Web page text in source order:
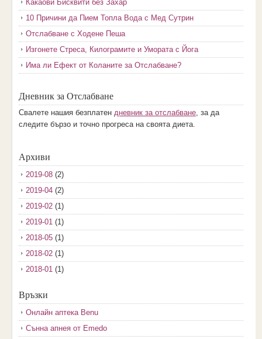
Какаови Бисквити без Захар
10 Причини да Пием Топла Вода с Мед Сутрин
Отслабване с Ходене Пеша
Изгонете Стреса, Килограмите и Умората с Йога
Има ли Ефект от Коланите за Отслабване?
Дневник за Отслабване
Свалете нашия безплатен дневник за отслабване, за да
следите бързо и точно прогреса на своята диета.
Архиви
2019-08(2)
2019-04(2)
2019-02(1)
2019-01(1)
2018-05(1)
2018-02(1)
2018-01(1)
2017-11
2017-10(3)
2017-08(3)
Връзки
Онлайн аптека Benu
Сънна апнея от Emedo